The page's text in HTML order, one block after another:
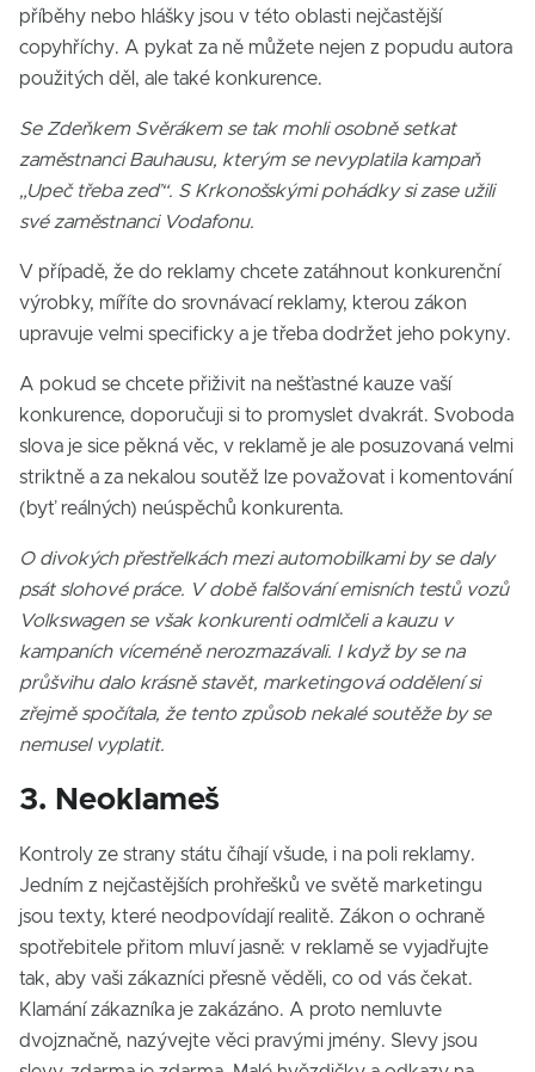
příběhy nebo hlášky jsou v této oblasti nejčastější
copyhříchy. A pykat za ně můžete nejen z popudu autora
použitých děl, ale také konkurence.
Se Zdeňkem Svěrákem se tak mohli osobně setkat
zaměstnanci Bauhausu, kterým se nevyplatila kampaň
„Upeč třeba zeď“. S Krkonošskými pohádky si zase užili
své zaměstnanci Vodafonu.
V případě, že do reklamy chcete zatáhnout konkurenční
výrobky, míříte do srovnávací reklamy, kterou zákon
upravuje velmi specificky a je třeba dodržet jeho pokyny.
A pokud se chcete přiživit na nešťastné kauze vaší
konkurence, doporučuji si to promyslet dvakrát. Svoboda
slova je sice pěkná věc, v reklamě je ale posuzovaná velmi
striktně a za nekalou soutěž lze považovat i komentování
(byť reálných) neúspěchů konkurenta.
O divokých přestřelkách mezi automobilkami by se daly
psát slohové práce. V době falšování emisních testů vozů
Volkswagen se však konkurenti odmlčeli a kauzu v
kampaních víceméně nerozmazávali. I když by se na
průšvihu dalo krásně stavět, marketingová oddělení si
zřejmě spočítala, že tento způsob nekalé soutěže by se
nemusel vyplatit.
3. Neoklameš
Kontroly ze strany státu číhají všude, i na poli reklamy.
Jedním z nejčastějších prohřešků ve světě marketingu
jsou texty, které neodpovídají realitě. Zákon o ochraně
spotřebitele přitom mluví jasně: v reklamě se vyjadřujte
tak, aby vaši zákazníci přesně věděli, co od vás čekat.
Klamání zákazníka je zakázáno. A proto nemluvte
dvojznačně, nazývejte věci pravými jmény. Slevy jsou